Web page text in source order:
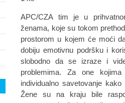
APC/CZA tim je u
ženama, koje su tokom
prostorom u kojem će moći
dobiju emotivnu podršku i
slobodno da se izraze i
problemima. Za one
individualno savetovanje
Žene su na kraju bile